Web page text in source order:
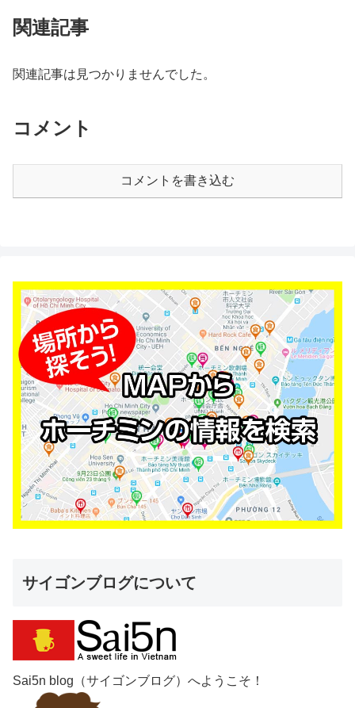
関連記事
関連記事は見つかりませんでした。
コメント
コメントを書き込む
サイゴンブログについて
Sai5n blog（サイゴンブログ）へようこそ！